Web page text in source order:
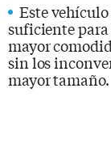
Este
suficiente para
mayor
sin los
mayor tamaño.